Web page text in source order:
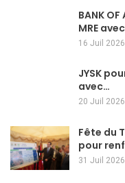
BANK
MRE
16 Juil 2026
JYSK
avec…
20 Juil 2026
Fête du
pour
31 Juil 2026